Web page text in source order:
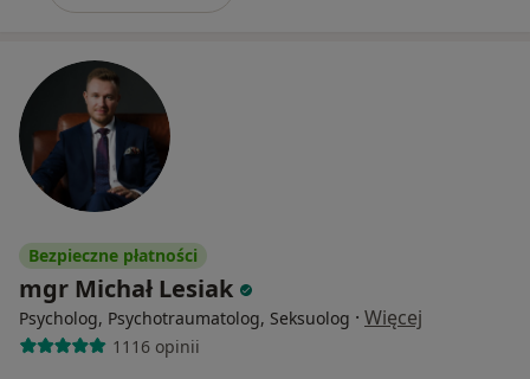
Bezpieczne płatności
mgr Michał Lesiak
Psycholog, Psychotraumatolog, Seksuolog · Więcej
1116 opinii